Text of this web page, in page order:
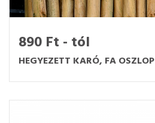
890 Ft - tól
HEGYEZETT KARÓ, FA OSZLOP